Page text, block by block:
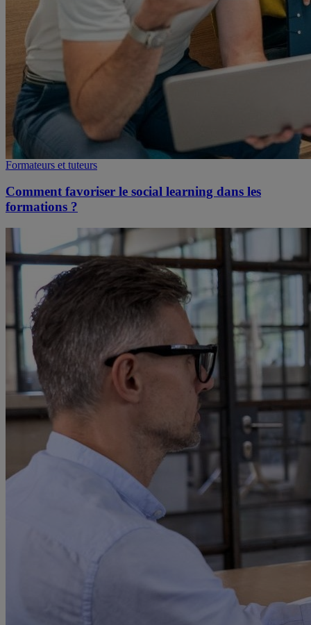
Formateurs et tuteurs
Comment favoriser le social learning dans les
formations ?